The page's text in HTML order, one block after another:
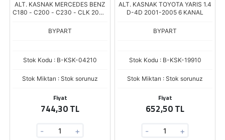
ALT. KASNAK MERCEDES BENZ
C180 - C200 - C230 - CLK 200 -
BYPART
Stok Kodu : B-KSK-04210
Stok Miktarı : Stok sorunuz
Fiyat
744,30 TL
- +
ALT. KASNAK TOYOTA YARIS 1.4
D-4D 2001-2005 6 KANAL
BYPART
Stok Kodu : B-KSK-19910
Stok Miktarı : Stok sorunuz
Fiyat
652,50 TL
- +